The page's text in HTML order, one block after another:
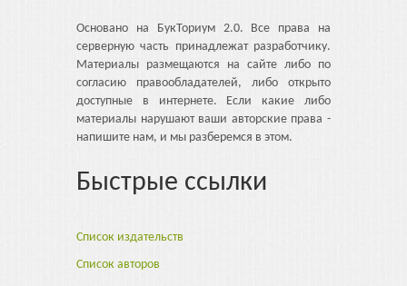
Основано на БукТориум 2.0. Все права на
серверную часть принадлежат разработчику.
Материалы размещаются на сайте либо по
согласию правообладателей, либо открыто
доступные в интернете. Если какие либо
материалы нарушают ваши авторские права -
напишите нам, и мы разберемся в этом.
Быстрые ссылки
Список издательств
Список авторов